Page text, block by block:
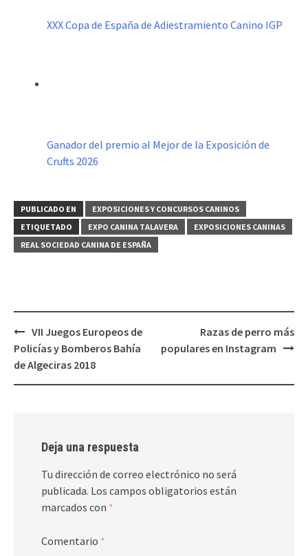
XXX Copa de España de Adiestramiento Canino IGP
Ganador del premio al Mejor de la Exposición de
Crufts 2026
PUBLICADO EN
EXPOSICIONES Y CONCURSOS CANINOS
ETIQUETADO
EXPO CANINA TALAVERA
EXPOSICIONES CANINAS
REAL SOCIEDAD CANINA DE ESPAÑA
Navegación
de
entradas
VII Juegos Europeos de
Policías y Bomberos Bahía
de Algeciras 2018
Razas de perro más
populares en Instagram
Deja una respuesta
Tu dirección de correo electrónico no será
publicada. Los campos obligatorios están
marcados con *
Comentario *